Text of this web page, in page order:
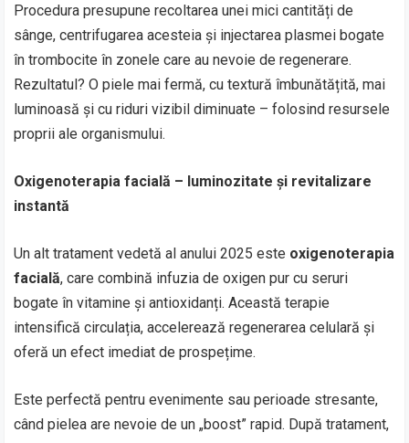
Procedura presupune recoltarea unei mici cantități de
sânge, centrifugarea acesteia și injectarea plasmei bogate
în trombocite în zonele care au nevoie de regenerare.
Rezultatul? O piele mai fermă, cu textură îmbunătățită, mai
luminoasă și cu riduri vizibil diminuate – folosind resursele
proprii ale organismului.
Oxigenoterapia facială – luminozitate și revitalizare
instantă
Un alt tratament vedetă al anului 2025 este oxigenoterapia
facială, care combină infuzia de oxigen pur cu seruri
bogate în vitamine și antioxidanți. Această terapie
intensifică circulația, accelerează regenerarea celulară și
oferă un efect imediat de prospețime.
Este perfectă pentru evenimente sau perioade stresante,
când pielea are nevoie de un „boost” rapid. După tratament,